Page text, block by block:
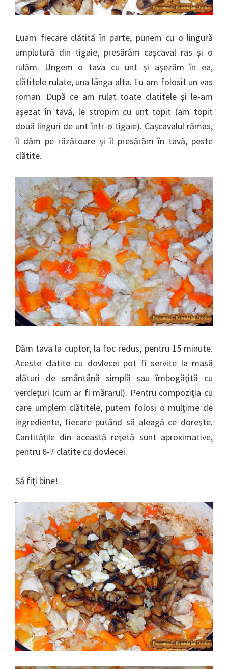
Luam fiecare clătită în parte, punem cu o lingură
umplutură din tigaie, presărăm caşcaval ras şi o
rulăm. Ungem o tava cu unt şi aşezăm în ea,
clătitele rulate, una lânga alta. Eu am folosit un vas
roman. După ce am rulat toate clatitele şi le-am
aşezat în tavă, le stropim cu unt topit (am topit
două linguri de unt într-o tigaie). Caşcavalul rămas,
îl dăm pe răzătoare şi îl presărăm în tavă, peste
clătite.
Dăm tava la cuptor, la foc redus, pentru 15 minute.
Aceste clatite cu dovlecei pot fi servite la masă
alături de smântână simplă sau îmbogăţită cu
verdeţuri (cum ar fi mărarul). Pentru compoziţia cu
care umplem clătitele, putem folosi o mulţime de
ingrediente, fiecare putând să aleagă ce doreşte.
Cantităţile din această reţetă sunt aproximative,
pentru 6-7 clatite cu dovlecei.
Să fiţi bine!